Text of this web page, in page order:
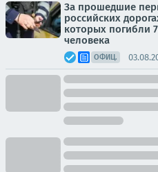
За прошедшие
российских
которых погибли
человека
ОФИЦ.